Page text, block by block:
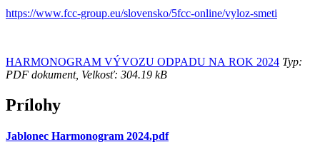
https://www.fcc-group.eu/slovensko/5fcc-online/vyloz-smeti
HARMONOGRAM VÝVOZU ODPADU NA ROK 2024 Typ:
PDF dokument, Velkosť: 304.19 kB
Prílohy
Jablonec Harmonogram 2024.pdf